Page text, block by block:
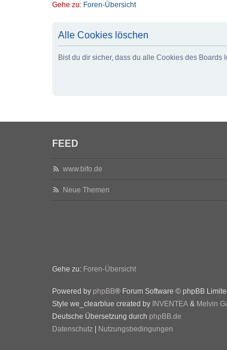
Gehe zu: Foren-Übersicht
Alle Cookies löschen
Bist du dir sicher, dass du alle Cookies des Boards
FEED
www.bifo.de
Neue Themen
Gehe zu: Foren-Übersicht
Powered by phpBB® Forum Software © phpBB
Style we_clearblue created by INVENTEA & Melvin
Deutsche Übersetzung durch phpBB.de
Datenschutz
Nutzungsbedingungen